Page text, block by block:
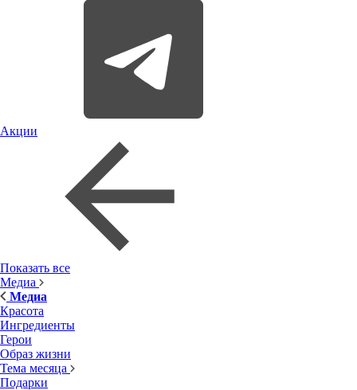
Акции
Показать все
Медиа
Медиа
Красота
Ингредиенты
Герои
Образ жизни
Тема месяца
Подарки